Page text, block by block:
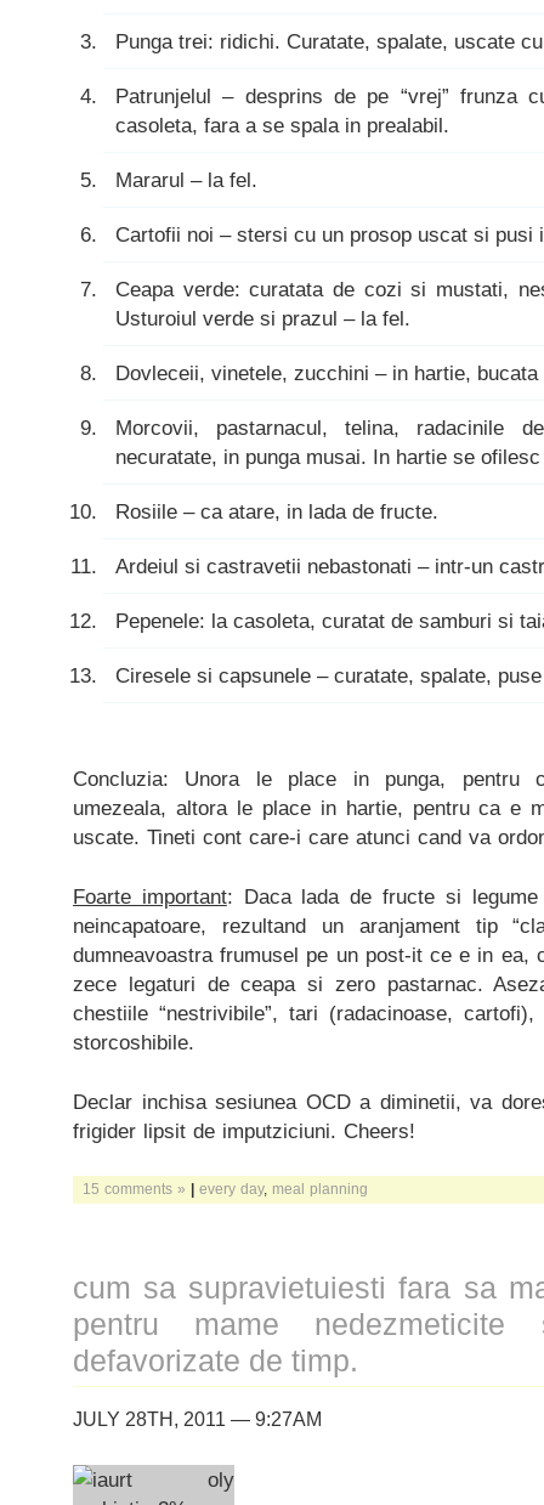
Punga trei: ridichi. Curatate, spalate, uscate
Patrunjelul – desprins de pe “vrej” frunza
casoleta, fara a se spala in prealabil.
Mararul – la fel.
Cartofii noi – stersi cu un prosop uscat si pusi
Ceapa verde: curatata de cozi si mustati,
Usturoiul verde si prazul – la fel.
Dovleceii, vinetele, zucchini – in hartie,
Morcovii, pastarnacul, telina, radacinile
necuratate, in punga musai. In hartie se
Rosiile – ca atare, in lada de fructe.
Ardeiul si castravetii nebastonati – intr-un
Pepenele: la casoleta, curatat de samburi si
Ciresele si capsunele – curatate, spalate,
Concluzia: Unora le place in punga, pentru
umezeala, altora le place in hartie, pentru ca e
uscate. Tineti cont care-i care atunci cand va
Foarte important: Daca lada de fructe si
neincapatoare, rezultand un aranjament tip
dumneavoastra frumusel pe un post-it ce e in ea,
zece legaturi de ceapa si zero pastarnac.
chestiile “nestrivibile”, tari (radacinoase,
storcoshibile.
Declar inchisa sesiunea OCD a diminetii, va
frigider lipsit de imputziciuni. Cheers!
15 comments » | every day, meal planning
cum sa supravietuiesti fara sa
pentru mame
defavorizate de timp.
JULY 28TH, 2011 — 9:27AM